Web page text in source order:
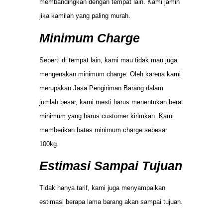
membandingkan dengan tempat lain. Kami jamin
jika kamilah yang paling murah.
Minimum Charge
Seperti di tempat lain, kami mau tidak mau juga
mengenakan minimum charge. Oleh karena kami
merupakan Jasa Pengiriman Barang dalam
jumlah besar, kami mesti harus menentukan berat
minimum yang harus customer kirimkan. Kami
memberikan batas minimum charge sebesar
100kg.
Estimasi Sampai Tujuan
Tidak hanya tarif, kami juga menyampaikan
estimasi berapa lama barang akan sampai tujuan.